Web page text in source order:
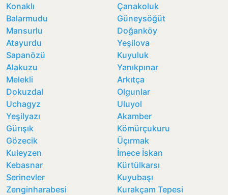
Konaklı
Çanakoluk
Balarmudu
Güneysöğüt
Mansurlu
Doğanköy
Atayurdu
Yeşilova
Sapanözü
Kuyuluk
Alakuzu
Yanıkpınar
Melekli
Arkıtça
Dokuzdal
Olgunlar
Uchagyz
Uluyol
Yeşilyazı
Akamber
Gürışık
Kömürçukuru
Gözecik
Üçırmak
Kuleyzen
İmece İskan
Kebasnar
Kürtülkarsı
Serinevler
Kuyubaşı
Zenginharabesi
Kurakçam Tepesi